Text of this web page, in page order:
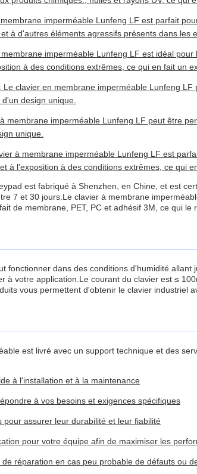
imperméable Lunfeng LF est parfait
à d'autres éléments agressifs présents dans les
imperméable Lunfeng LF est idéal
à des conditions extrêmes, ce qui en fait un
clavier en membrane imperméable Lunfeng
design unique.
membrane imperméable Lunfeng LF peut être
unique.
à membrane imperméable Lunfeng LF est
à l'exposition à des conditions extrêmes, ce qui
est fabriqué à Shenzhen, en Chine, et est
7 et 30 jours.Le clavier à membrane
de membrane, PET, PC et adhésif 3M, ce qui le
fonctionner dans des conditions d'humidité
à votre application.Le courant du clavier est ≤
vous permettent d'obtenir le clavier industriel
est livré avec un support technique et des
à l'installation et à la maintenance
à vos besoins et exigences spécifiques
pour assurer leur durabilité et leur fiabilité
pour votre équipe afin de maximiser les
réparation en cas peu probable de défauts ou